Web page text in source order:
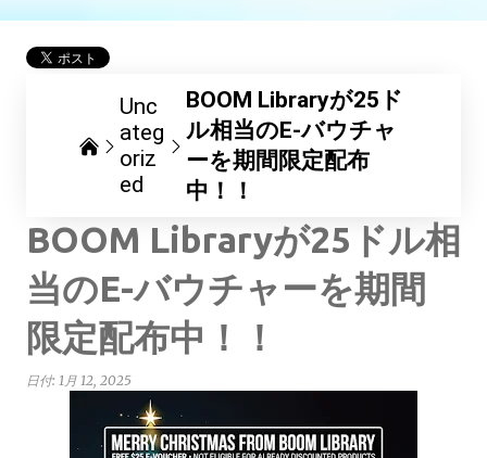
Unc
ateg
oriz
ed
BOOM Libraryが25ド
ル相当のE-バウチャ
ーを期間限定配布
中！！
BOOM Libraryが25ドル相
当のE-バウチャーを期間
限定配布中！！
日付: 1月 12, 2025